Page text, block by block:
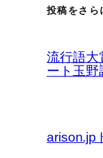
投稿をさら
流行語大
ート玉野
arison.jp